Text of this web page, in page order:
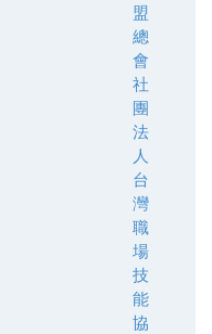
盟
總
會
社
團
法
人
台
灣
職
場
技
能
協